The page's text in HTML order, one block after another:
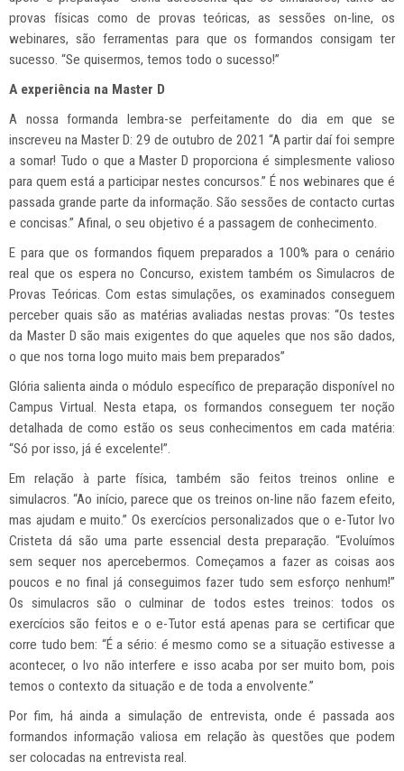
provas físicas como de provas teóricas, as sessões on-line, os
webinares, são ferramentas para que os formandos consigam ter
sucesso. “Se quisermos, temos todo o sucesso!”
A experiência na Master D
A nossa formanda lembra-se perfeitamente do dia em que se
inscreveu na Master D: 29 de outubro de 2021 “A partir daí foi sempre
a somar! Tudo o que a Master D proporciona é simplesmente valioso
para quem está a participar nestes concursos.” É nos webinares que é
passada grande parte da informação. São sessões de contacto curtas
e concisas.” Afinal, o seu objetivo é a passagem de conhecimento.
E para que os formandos fiquem preparados a 100% para o cenário
real que os espera no Concurso, existem também os Simulacros de
Provas Teóricas. Com estas simulações, os examinados conseguem
perceber quais são as matérias avaliadas nestas provas: “Os testes
da Master D são mais exigentes do que aqueles que nos são dados,
o que nos torna logo muito mais bem preparados”
Glória salienta ainda o módulo específico de preparação disponível no
Campus Virtual. Nesta etapa, os formandos conseguem ter noção
detalhada de como estão os seus conhecimentos em cada matéria:
“Só por isso, já é excelente!”.
Em relação à parte física, também são feitos treinos online e
simulacros. “Ao início, parece que os treinos on-line não fazem efeito,
mas ajudam e muito.” Os exercícios personalizados que o e-Tutor Ivo
Cristeta dá são uma parte essencial desta preparação. “Evoluímos
sem sequer nos apercebermos. Começamos a fazer as coisas aos
poucos e no final já conseguimos fazer tudo sem esforço nenhum!”
Os simulacros são o culminar de todos estes treinos: todos os
exercícios são feitos e o e-Tutor está apenas para se certificar que
corre tudo bem: “É a sério: é mesmo como se a situação estivesse a
acontecer, o Ivo não interfere e isso acaba por ser muito bom, pois
temos o contexto da situação e de toda a envolvente.”
Por fim, há ainda a simulação de entrevista, onde é passada aos
formandos informação valiosa em relação às questões que podem
ser colocadas na entrevista real.